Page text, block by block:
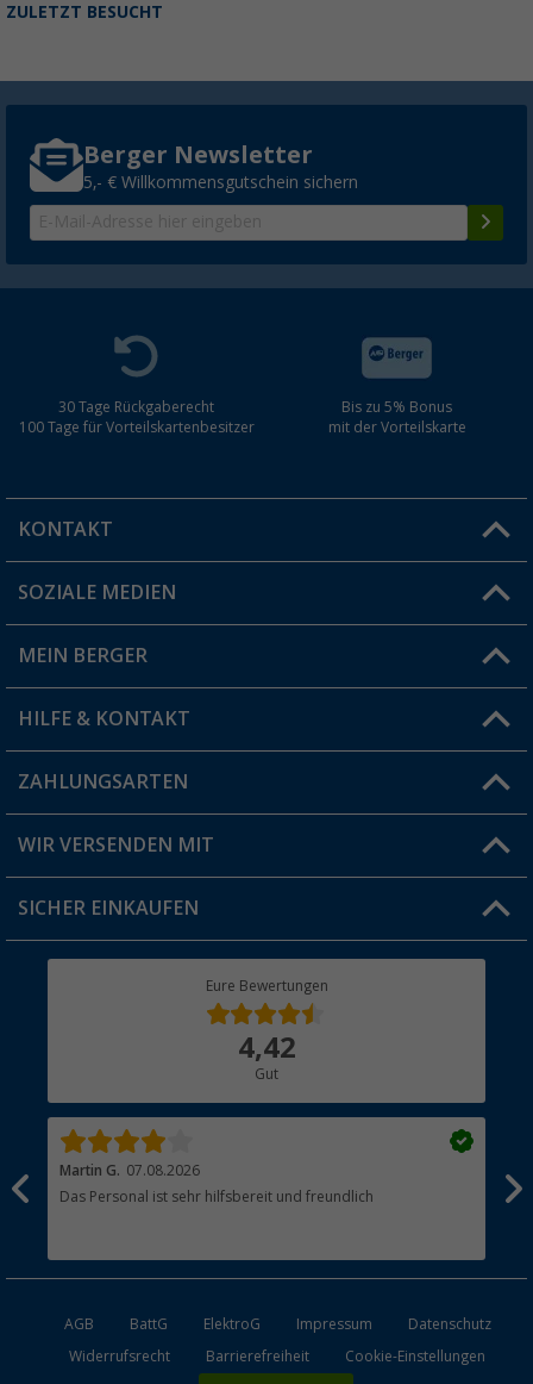
ZULETZT BESUCHT
Berger Newsletter
5,- € Willkommensgutschein sichern
30 Tage Rückgaberecht
100 Tage für Vorteilskartenbesitzer
Bis zu 5% Bonus
mit der Vorteilskarte
KONTAKT
Du hast eine Frage?
Filiale finden
SOZIALE MEDIEN
MEIN BERGER
Vorteilskarte
Blog
Jobs & Karriere
HILFE & KONTAKT
FAQ & Kontakt
Versandinformationen
Rücksendung
ZAHLUNGSARTEN
WIR VERSENDEN MIT
SICHER EINKAUFEN
Eure Bewertungen
4,42
Gut
Martin G. 07.08.2026
Das Personal ist sehr hilfsbereit und freundlich
AGB BattG ElektroG Impressum
Datenschutz
Widerrufsrecht
Barrierefreiheit Cookie-Einstellungen